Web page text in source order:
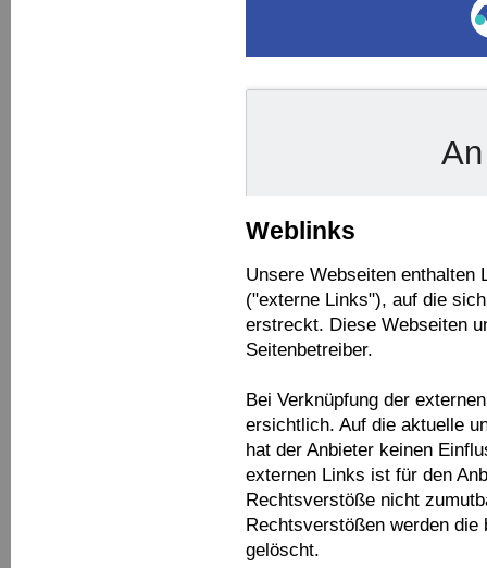
Weblinks
Unsere Webseiten enthalten
("externe Links"), auf die
erstreckt. Diese Webseiten
Seitenbetreiber.
Bei Verknüpfung der
ersichtlich. Auf die aktuelle
hat der Anbieter keinen
externen Links ist für den
Rechtsverstöße nicht
Rechtsverstößen werden
gelöscht.